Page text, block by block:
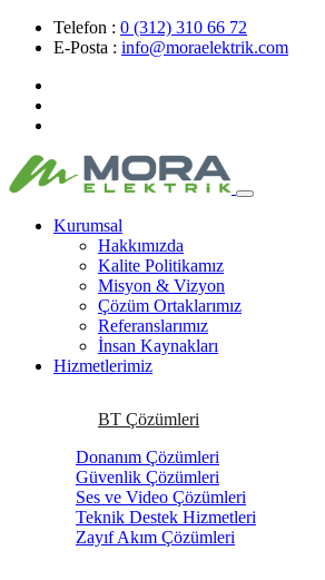
Telefon : 0 (312) 310 66 72
E-Posta : info@moraelektrik.com
Kurumsal
Hakkımızda
Kalite Politikamız
Misyon & Vizyon
Çözüm Ortaklarımız
Referanslarımız
İnsan Kaynakları
Hizmetlerimiz
BT Çözümleri
Donanım Çözümleri
Güvenlik Çözümleri
Ses ve Video Çözümleri
Teknik Destek Hizmetleri
Zayıf Akım Çözümleri